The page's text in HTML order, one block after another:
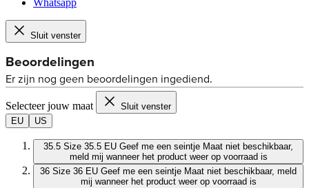
Whatsapp
Sluit venster
Selecteer jouw maat
Sluit venster
EU
US
35.5 Size 35.5 EU Geef me een seintje Maat niet beschikbaar,
meld mij wanneer het product weer op voorraad is
36 Size 36 EU Geef me een seintje Maat niet beschikbaar, meld
mij wanneer het product weer op voorraad is